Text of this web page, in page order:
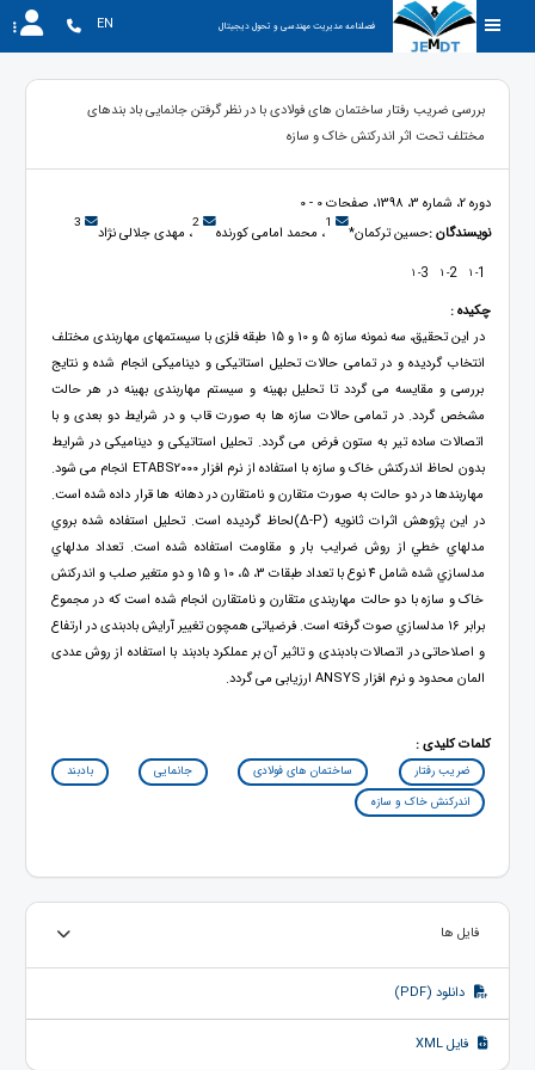
فصلنامه مدیریت مهندسی و تحول دیجیتال EN
بررسی ضریب رفتار ساختمان های فولادی با در نظر گرفتن جانمایی باد بندهای
مختلف تحت اثر اندرکنش خاک و سازه
دوره 2، شماره 3، 1398، صفحات 0 - 0
نویسندگان :حسین ترکمان* 1، محمد امامی کورنده 2، مهدی جلالی نژاد 3
1
- 1
2
- 1
3
- 1
چکیده :
در این تحقیق، سه نمونه سازه 5 و 10 و 15 طبقه فلزی با سيستمهای مهاربندی مختلف
انتخاب گرديده و در تمامی حالات تحليل استاتيکی و ديناميکی انجام شده و نتايج
بررسی و مقايسه می گردد تا تحليل بهينه و سيستم مهاربندی بهينه در هر حالت
مشخص گردد. در تمامی حالات سازه ها به صورت قاب و در شرايط دو بعدی و با
اتصالات ساده تير به ستون فرض می گردد. تحليل استاتيکی و ديناميکی در شرايط
بدون لحاظ اندرکنش خاک و سازه با استفاده از نرم افزار ETABS2000 انجام می شود.
مهاربندها در دو حالت به صورت متقارن و نامتقارن در دهانه ها قرار داده شده است.
در اين پژوهش اثرات ثانويه (P-∆)لحاظ گرديده است. تحليل استفاده شده بروي
مدلهاي خطي از روش ضرايب بار و مقاومت استفاده شده است. تعداد مدلهاي
مدلسازي شده شامل 4 نوع با تعداد طبقات 3، 5، 10 و 15 و دو متغير صلب و اندرکنش
خاک و سازه با دو حالت مهاربندی متقارن و نامتقارن انجام شده است که در مجموع
برابر 16 مدلسازي صوت گرفته است. فرضياتی همچون تغيير آرايش بادبندی در ارتفاع
و اصلاحاتی در اتصالات بادبندی و تاثير آن بر عملکرد بادبند با استفاده از روش عددی
المان محدود و نرم افزار ANSYS ارزيابی می گردد.
کلمات کلیدی :
ضریب رفتار ساختمان های فولادی جانمایی
بادبند
اندرکنش خاک و سازه
فایل ها
دانلود (PDF)
فایل XML